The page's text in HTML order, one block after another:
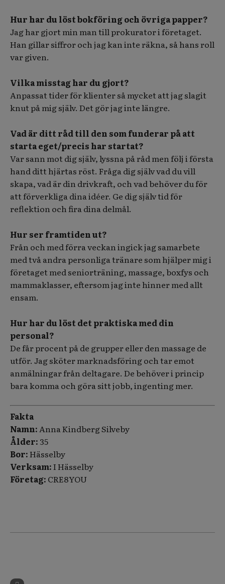
Hur har du löst bokföring och övriga papper?
Jag har gjort min man till prokurator i företaget.
Han gillar siffror och jag kan inte räkna, så hans roll
var given.
Vilka misstag har du gjort?
Anpassat tider för klienter så mycket att jag slagit
knut på mig själv. Det gör jag inte längre.
Vad är ditt råd till den som funderar på att
starta eget/precis har startat?
Var sann mot dig själv, lyssna på råd men följ i första
hand ditt hjärtas röst. Fråga dig själv vad du vill
skapa, vad är din drivkraft, och vad behöver du för
att förverkliga dina idéer. Ge dig själv tid för
reflektion och fira dina delmål.
Hur ser framtiden ut?
Från och med förra veckan ingick jag samarbete
med två andra personliga tränare som hjälper mig i
företaget med seniorträning, massage, boxfys och
mammaklasser, eftersom jag inte hinner med allt
ensam.
Hur har du löst det praktiska med din
personal?
De får procent på de grupper eller den massage de
utför. Jag sköter marknadsföring och tar emot
anmälningar från deltagare. De behöver i princip
bara komma och göra sitt jobb, ingenting mer.
Fakta
Namn:Anna Kindberg Silveby
Ålder: 35
Bor:Hässelby
Verksam:I Hässelby
Företag: CRE8YOU